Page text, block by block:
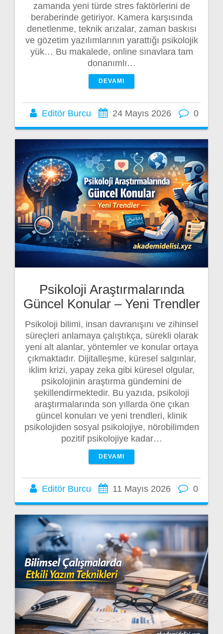
zamanda yeni türde stres faktörlerini de
beraberinde getiriyor. Kamera karşısında
denetlenme, teknik arızalar, zaman baskısı
ve gözetim yazılımlarının yarattığı psikolojik
yük… Bu makalede, online sınavlara tam
donanımlı…
DEVAMI
Editör Burcu 24 Mayıs 2026 0
Psikoloji Araştırmalarında
Güncel Konular – Yeni Trendler
Psikoloji bilimi, insan davranışını ve zihinsel
süreçleri anlamaya çalıştıkça, sürekli olarak
yeni alt alanlar, yöntemler ve konular ortaya
çıkmaktadır. Dijitalleşme, küresel salgınlar,
iklim krizi, yapay zeka gibi küresel olgular,
psikolojinin araştırma gündemini de
şekillendirmektedir. Bu yazıda, psikoloji
araştırmalarında son yıllarda öne çıkan
güncel konuları ve yeni trendleri, klinik
psikolojiden sosyal psikolojiye, nörobilimden
pozitif psikolojiye kadar…
DEVAMI
Editör Burcu 11 Mayıs 2026 0